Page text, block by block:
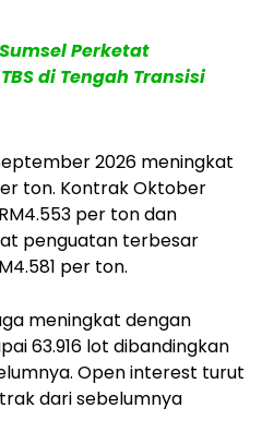
Perketat
di Tengah Transisi
2026 meningkat
ton. Kontrak Oktober
per ton dan
penguatan terbesar
per ton.
meningkat dengan
63.916 lot dibandingkan
Open interest turut
dari sebelumnya